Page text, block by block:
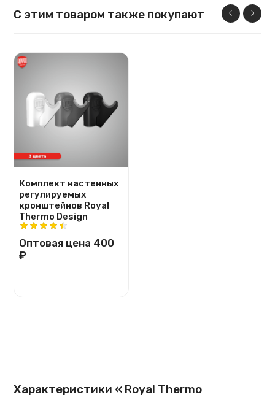
С этим товаром также покупают
Комплект настенных
регулируемых
кронштейнов Royal
Thermo Design
Оптовая цена 400
₽
Характеристики « Royal Thermo